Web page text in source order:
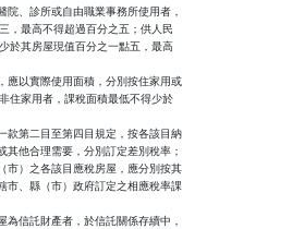
、診所或自由職業事務所使用者，
，最高不得超過百分之五；供人民
於其房屋現值百分之一點五，最高
應以實際使用面積，分別按住家用或
住家用者，課稅面積最低不得少於
款第二目至第四目規定，按各該目納
他合理需要，分別訂定差別稅率；
市）之各該目應稅房屋，應分別按其
市、縣（市）政府訂定之相應稅率課
信託財產者，於信託關係存續中，